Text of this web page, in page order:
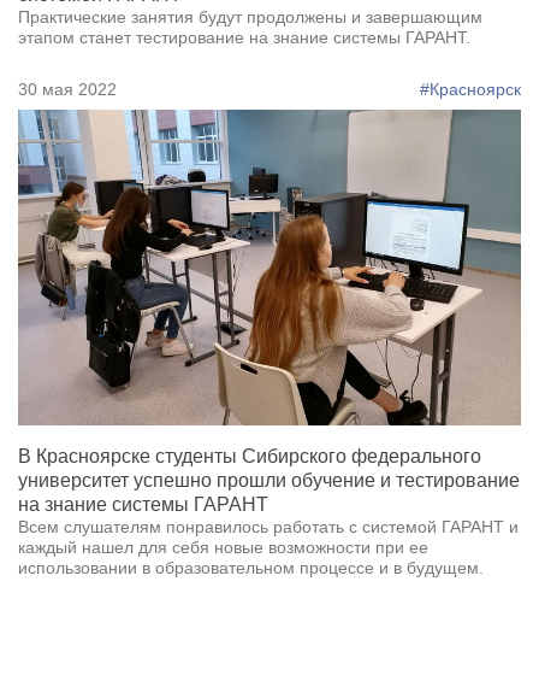
Практические занятия будут продолжены и завершающим
этапом станет тестирование на знание системы ГАРАНТ.
30 мая 2022 #Красноярск
В Красноярске студенты Сибирского федерального
университет успешно прошли обучение и тестирование
на знание системы ГАРАНТ
Всем слушателям понравилось работать с системой ГАРАНТ и
каждый нашел для себя новые возможности при ее
использовании в образовательном процессе и в будущем.